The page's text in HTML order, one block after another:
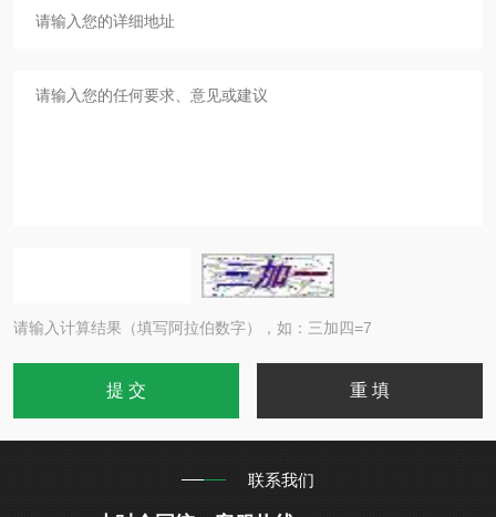
请输入计算结果（填写阿拉伯数字），如：三加四=7
联系我们